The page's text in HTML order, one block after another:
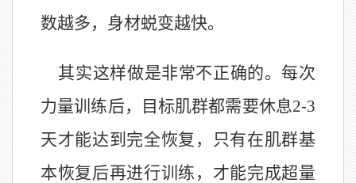
数越多，身材蜕变越快。
其实这样做是非常不正确的。每次
力量训练后，目标肌群都需要休息2-3
天才能达到完全恢复，只有在肌群基
本恢复后再进行训练，才能完成超量